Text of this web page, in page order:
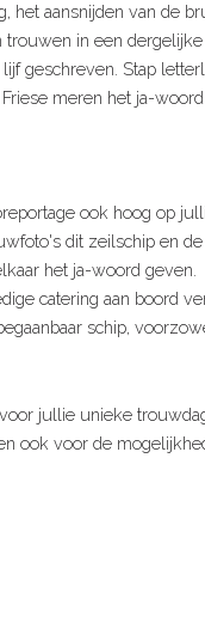
aansnijden van de
in een
geschreven. Stap
meren het ja-
ook hoog op
dit zeilschip en
het ja-woord geven.
catering aan boord
schip,
jullie unieke
ook voor de